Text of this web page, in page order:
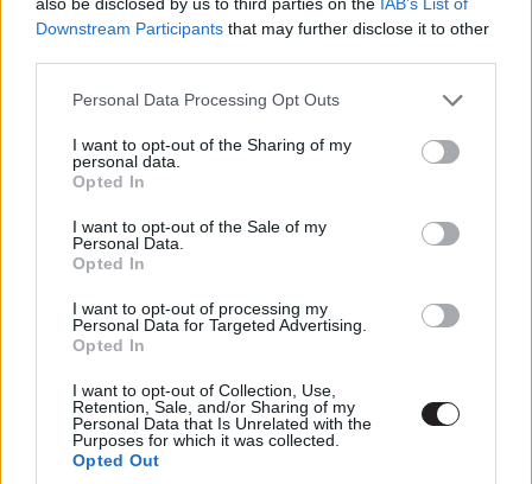
Downstream Participants that may further disclose it to other
Please note that this website/app uses one or more Google
not limited to your visit or usage behaviour. You may click to
grant or deny consent to Google and its third-party tags to
use your data for below specified purposes in below Google
consent section.
Personal Data Processing Opt Outs
I want to opt-out of the Sharing of my
personal data.
Opted In
I want to opt-out of the Sale of my
Personal Data.
Opted In
I want to opt-out of processing my
Personal Data for Targeted Advertising.
Opted In
I want to opt-out of Collection, Use,
Retention, Sale, and/or Sharing of my
Personal Data that Is Unrelated with the
Purposes for which it was collected.
Opted Out
eszkalációba (ezekről az előzetes annyi megnyugtatást
mert egyelőre azt, hogy egy férfi karaktert egy azonos
jellemű női karakterre cserélünk... ezt sok mindennek
hívnám, de vérpezsdítőnek biztos nem.